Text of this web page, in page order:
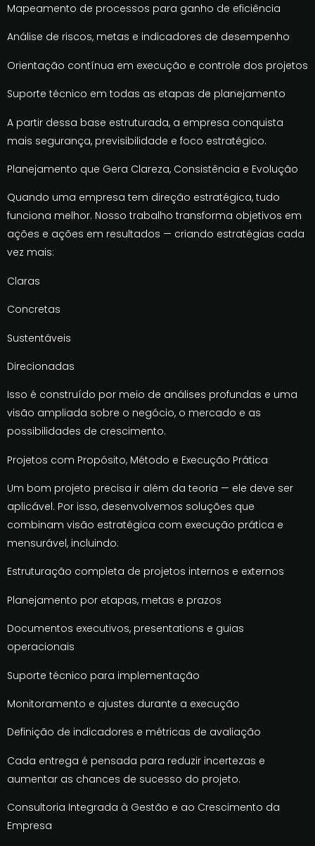
Mapeamento de processos para ganho de eficiência
Análise de riscos, metas e indicadores de desempenho
Orientação contínua em execução e controle dos projetos
Suporte técnico em todas as etapas de planejamento
A partir dessa base estruturada, a empresa conquista
mais segurança, previsibilidade e foco estratégico.
Planejamento que Gera Clareza, Consistência e Evolução
Quando uma empresa tem direção estratégica, tudo
funciona melhor. Nosso trabalho transforma objetivos em
ações e ações em resultados — criando estratégias cada
vez mais:
Claras
Concretas
Sustentáveis
Direcionadas
Isso é construído por meio de análises profundas e uma
visão ampliada sobre o negócio, o mercado e as
possibilidades de crescimento.
Projetos com Propósito, Método e Execução Prática
Um bom projeto precisa ir além da teoria — ele deve ser
aplicável. Por isso, desenvolvemos soluções que
combinam visão estratégica com execução prática e
mensurável, incluindo:
Estruturação completa de projetos internos e externos
Planejamento por etapas, metas e prazos
Documentos executivos, presentations e guias
operacionais
Suporte técnico para implementação
Monitoramento e ajustes durante a execução
Definição de indicadores e métricas de avaliação
Cada entrega é pensada para reduzir incertezas e
aumentar as chances de sucesso do projeto.
Consultoria Integrada à Gestão e ao Crescimento da
Empresa